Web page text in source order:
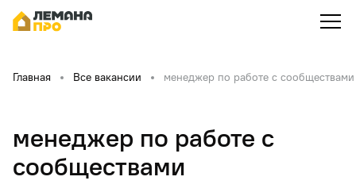
Главная Все вакансии менеджер по работе с сообществами
менеджер по работе с
сообществами